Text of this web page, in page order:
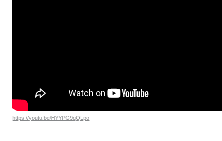
https://youtu.be/HYYPG9qQLpo